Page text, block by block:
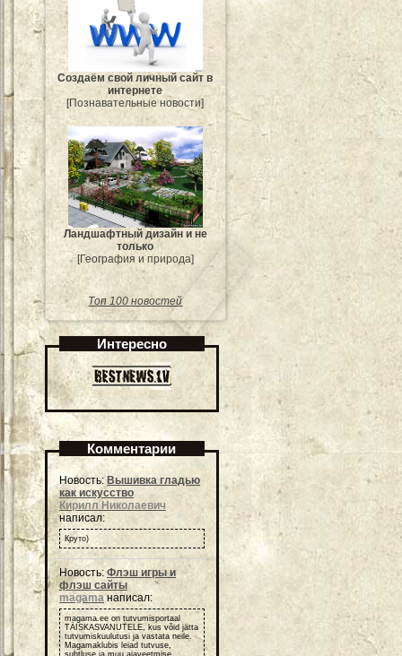
Создаём свой личный сайт в
интернете
[Познавательные новости]
Ландшафтный дизайн и не
только
[География и природа]
Топ 100 новостей
Интересно
Комментарии
Новость: Вышивка гладью
как искусство
Кирилл Николаевич
написал:
Круто)
Новость:Флэш игры и
флэш сайты
magamaнаписал:
magama.ee on tutvumisportaal
TÄISKASVANUTELE, kus võid jätta
tutvumiskuulutusi ja vastata neile.
Magamaklubis leiad tutvuse,
suhtluse ja muu ajaveetmise